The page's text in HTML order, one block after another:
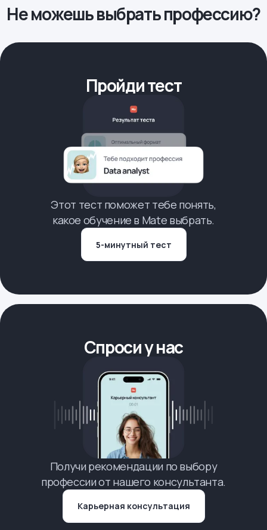
Не можешь выбрать профессию?
Пройди тест
Этот тест поможет тебе понять,
какое обучение в Mate выбрать.
5-минутный тест
Спроси у нас
Получи рекомендации по выбору
профессии от нашего консультанта.
Карьерная консультация